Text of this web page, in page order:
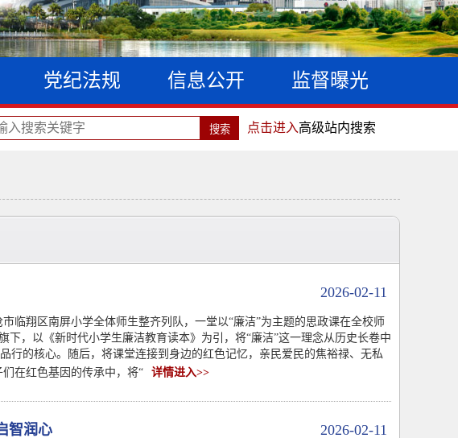
党纪法规 信息公开 监督曝光
点击进入高级站内搜索
2026-02-11
临翔区南屏小学全体师生整齐列队，一堂以“廉洁”为主题的思政课在全校师
下，以《新时代小学生廉洁教育读本》为引，将“廉洁”这一理念从历史长卷中
行的核心。随后，将课堂连接到身边的红色记忆，亲民爱民的焦裕禄、无私
在红色基因的传承中，将“
详情进入>>
2026-02-11
智润心